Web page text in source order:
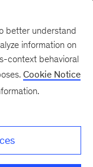
better understand
information on
context behavioral
Cookie Notice